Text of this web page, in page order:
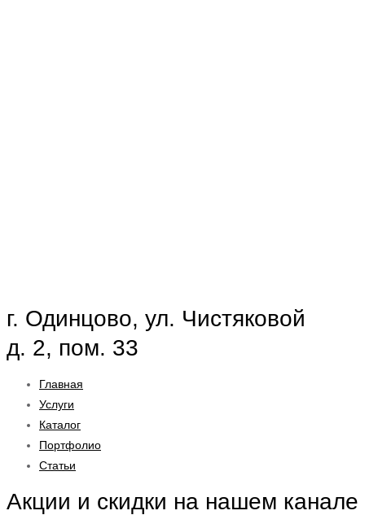
г. Одинцово, ул. Чистяковой
д. 2, пом. 33
Главная
Услуги
Каталог
Портфолио
Статьи
Акции и скидки на нашем канале